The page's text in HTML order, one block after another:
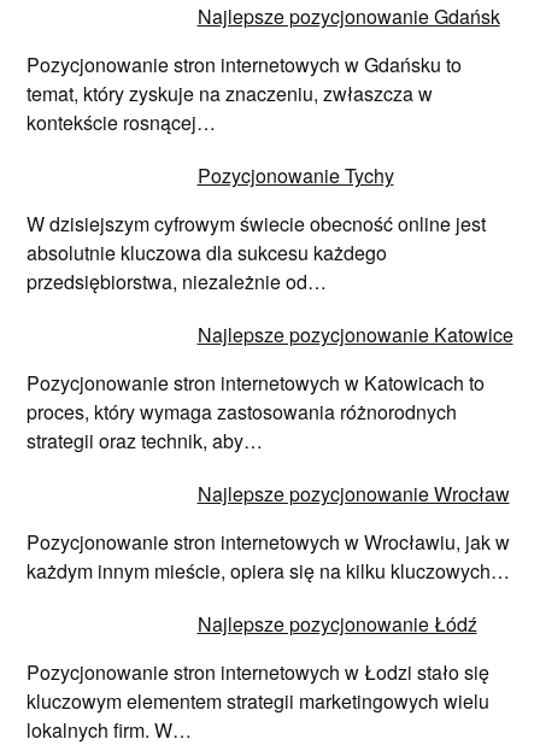
Najlepsze pozycjonowanie Gdańsk
Pozycjonowanie stron internetowych w Gdańsku to
temat, który zyskuje na znaczeniu, zwłaszcza w
kontekście rosnącej…
Pozycjonowanie Tychy
W dzisiejszym cyfrowym świecie obecność online jest
absolutnie kluczowa dla sukcesu każdego
przedsiębiorstwa, niezależnie od…
Najlepsze pozycjonowanie Katowice
Pozycjonowanie stron internetowych w Katowicach to
proces, który wymaga zastosowania różnorodnych
strategii oraz technik, aby…
Najlepsze pozycjonowanie Wrocław
Pozycjonowanie stron internetowych w Wrocławiu, jak w
każdym innym mieście, opiera się na kilku kluczowych…
Najlepsze pozycjonowanie Łódź
Pozycjonowanie stron internetowych w Łodzi stało się
kluczowym elementem strategii marketingowych wielu
lokalnych firm. W…